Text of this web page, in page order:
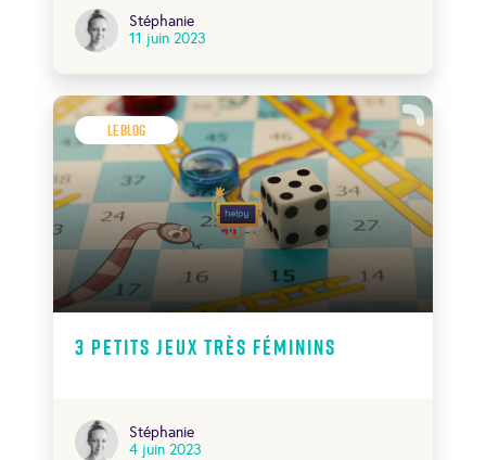
Stéphanie
11 juin 2023
Le Blog
3 petits jeux très féminins
Stéphanie
4 juin 2023